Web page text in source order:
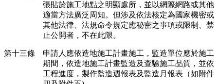
張貼於施工地點之明顯處所，並以網際網路或其他
適當方法廣泛周知。但涉及依法核定為國家機密或
其他法律、法規命令規定應秘密之事項或限制、禁
止公開者，不在此限。
第十三條 申請人應依造地施工計畫施工，監造單位應於施工
期間，依造地施工計畫監造及查驗施工品質，並依
工程進度，製作監造週報表及監造月報表（如附件